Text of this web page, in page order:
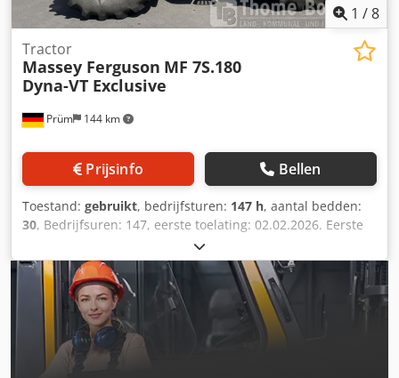
1 /8
Prüm 144 km
Tractor
Massey Ferguson MF 7S.180
Dyna-VT Exclusive
Prijsinfo Bellen
Toestand: gebruikt, bedrijfsturen: 147 h, aantal bedden:
30, Bedrijfsuren: 147, eerste toelating: 02.02.2026. Eerste
toelating: 02.02.2026. Bedrijfsuren: ca. 150.
Standaarduitrusting/technische gegevens: Cedpfx Aozpcu
Hog Dsha MOTOR Maximaal vermogen 132/180 kW/pk (ISO
14396) Maximaal vermogen met vermogensbeheer 155/210
kW/pk Maximaal koppel 750 Nm, met vermogensbeheer
860 Nm Geregistreerd vermogen 148 kW (ISO 14396)
Maximaal vermogen op de aftakas 114/155 kW/pk (OECD) 6
cilinders, 6,6 liter AGCO Power - 66 AWF, CR, 4V